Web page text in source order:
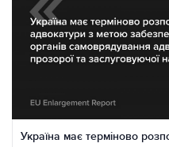
Україна має терміново